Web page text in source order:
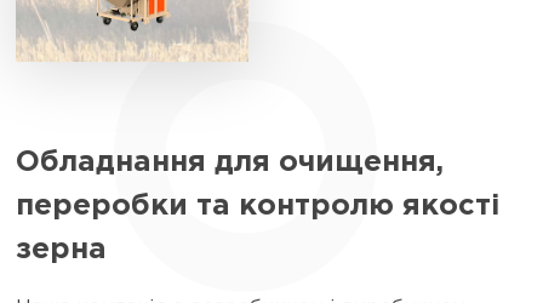
Обладнання для очищення,
переробки та контролю якості
зерна